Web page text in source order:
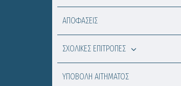
ΑΠΟΦΑΣΕΙΣ
ΣΧΟΛΙΚΕΣ ΕΠΙΤΡΟΠΕΣ
ΥΠΟΒΟΛΗ ΑΙΤΗΜΑΤΟΣ